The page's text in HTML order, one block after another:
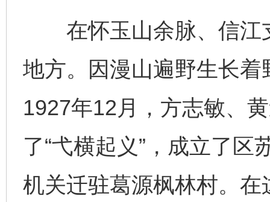
在怀玉山余脉、信江
地方。因漫山遍野生长
1927年12月，方志敏、
了“弋横起义”，成立了
机关迁驻葛源枫林村。